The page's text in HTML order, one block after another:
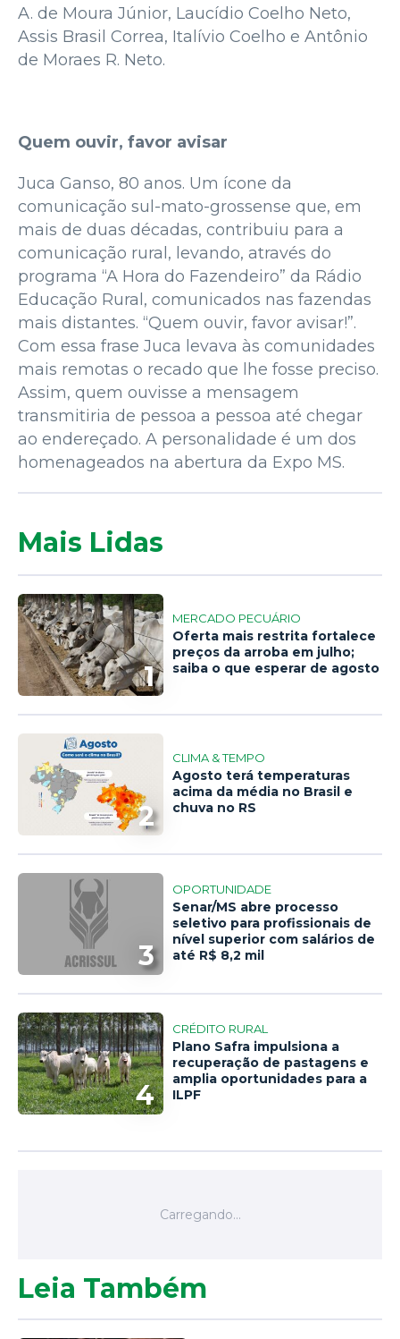
A. de Moura Júnior, Laucídio Coelho Neto,
Assis Brasil Correa, Italívio Coelho e Antônio
de Moraes R. Neto.
Quem ouvir, favor avisar
Juca Ganso, 80 anos. Um ícone da
comunicação sul-mato-grossense que, em
mais de duas décadas, contribuiu para a
comunicação rural, levando, através do
programa “A Hora do Fazendeiro” da Rádio
Educação Rural, comunicados nas fazendas
mais distantes. “Quem ouvir, favor avisar!”.
Com essa frase Juca levava às comunidades
mais remotas o recado que lhe fosse preciso.
Assim, quem ouvisse a mensagem
transmitiria de pessoa a pessoa até chegar
ao endereçado. A personalidade é um dos
homenageados na abertura da Expo MS.
Mais Lidas
1
MERCADO PECUÁRIO
Oferta mais restrita fortalece
preços da arroba em julho;
saiba o que esperar de agosto
2
CLIMA & TEMPO
Agosto terá temperaturas
acima da média no Brasil e
chuva no RS
3
OPORTUNIDADE
Senar/MS abre processo
seletivo para profissionais de
nível superior com salários de
até R$ 8,2 mil
4
CRÉDITO RURAL
Plano Safra impulsiona a
recuperação de pastagens e
amplia oportunidades para a
ILPF
Leia Também